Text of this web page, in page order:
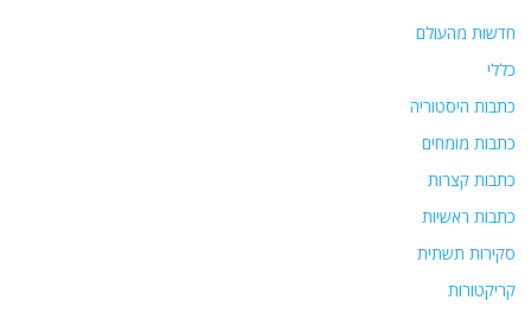
חדשות מהעולם
כללי
כתבות היסטוריה
כתבות מומחים
כתבות קצרות
כתבות ראשיות
סקירות תשתית
קריקטורות